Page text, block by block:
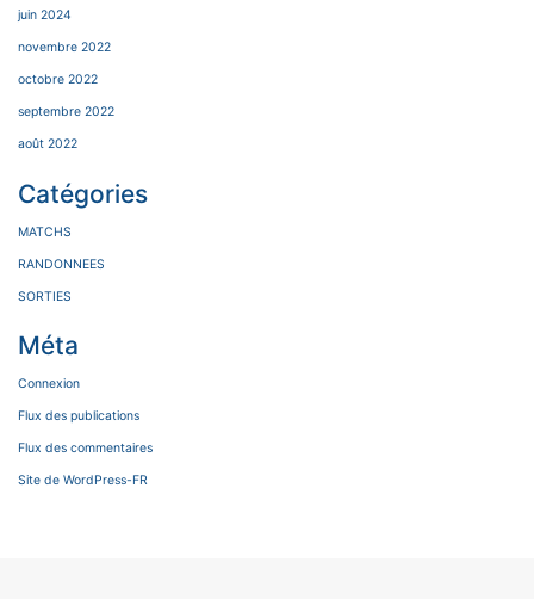
juin 2024
novembre 2022
octobre 2022
septembre 2022
août 2022
Catégories
MATCHS
RANDONNEES
SORTIES
Méta
Connexion
Flux des publications
Flux des commentaires
Site de WordPress-FR